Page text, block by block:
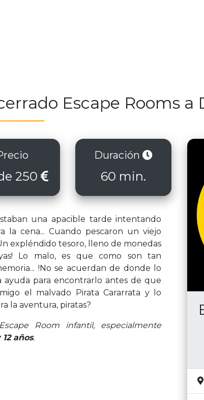
Escape Rooms
250
Duración
60 min.
una apacible tarde intentando
cena... Cuando pescaron un viejo
expléndido tesoro, lleno de monedas
Lo malo, es que como son tan
!No se acuerdan de donde lo
ayuda para encontrarlo antes de que
el malvado Pirata Cararrata y lo
la aventura, piratas?
Room infantil, especialmente
años.